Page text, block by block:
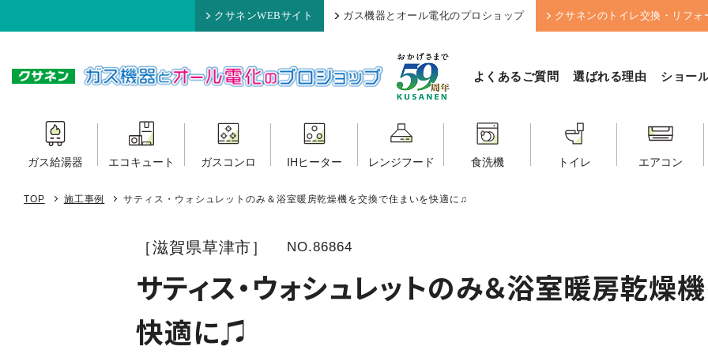
クサネンWEBサイト ガス機器とオール電化のプロショップ クサネンのトイレ交換・リフォ
よくあるご質問 選ばれる理由 ショー
ガス給湯器 エコキュート ガスコンロ IHヒーター レンジフード 食洗機 トイレ エアコン
TOP 施工事例 サティス・ウォシュレットのみ＆浴室暖房乾燥機を交換で住まいを快適に♫
［滋賀県草津市］ NO.86864
サティス・ウォシュレットのみ＆浴室暖房乾燥
快適に♫